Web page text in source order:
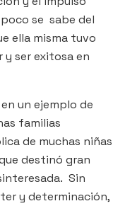
se sabe del
ella misma tuvo
ser exitosa en
un ejemplo de
familias
de muchas niñas
destinó gran
Sin
y determinación,